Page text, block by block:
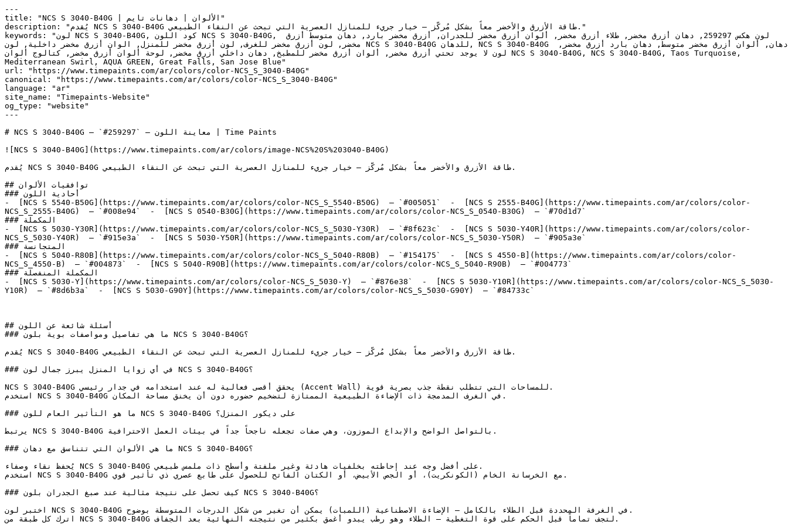
---
title: "NCS S 3040-B40G | الألوان | دهانات تايم"
description: "يُقدم NCS S 3040-B40G طاقة الأزرق والأخضر معاً بشكل مُركّز — خيار جريء للمنازل العصرية التي تبحث عن النقاء الطبيعي."
keywords: "لون NCS S 3040-B40G, كود اللون NCS S 3040-B40G, لون هكس 259297, دهان أزرق مخضر, طلاء أزرق مخضر, ألوان أزرق مخضر للجدران, أزرق مخضر بارد, دهان متوسط أزرق
مخضر, لون أزرق مخضر للغرف, لون أزرق مخضر للمنزل, الوان أزرق مخضر داخلية, لون NCS S 3040-B40G للدهان, NCS S 3040-B40G دهان, ألوان أزرق مخضر متوسط, دهان بارد أزرق مخضر,
لون لا يوجد تحتي أزرق مخضر, ألوان أزرق مخضر للمطبخ, دهان داخلي أزرق مخضر, لوحة ألوان أزرق مخضر, كتالوج ألوان NCS S 3040-B40G, NCS S 3040-B40G, Taos Turquoise,
Mediterranean Swirl, AQUA GREEN, Great Falls, San Jose Blue"
url: "https://www.timepaints.com/ar/colors/color-NCS_S_3040-B40G"
canonical: "https://www.timepaints.com/ar/colors/color-NCS_S_3040-B40G"
language: "ar"
site_name: "Timepaints-Website"
og_type: "website"
---
# NCS S 3040-B40G — `#259297` — معاينة اللون | Time Paints
![NCS S 3040-B40G](https://www.timepaints.com/ar/colors/image-NCS%20S%203040-B40G)
يُقدم NCS S 3040-B40G طاقة الأزرق والأخضر معاً بشكل مُركّز — خيار جريء للمنازل العصرية التي تبحث عن النقاء الطبيعي.
## توافقيات الألوان
### أحادية اللون
-  [NCS S 5540-B50G](https://www.timepaints.com/ar/colors/color-NCS_S_5540-B50G)  — `#005051`  -  [NCS S 2555-B40G](https://www.timepaints.com/ar/colors/color-
NCS_S_2555-B40G)  — `#008e94`  -  [NCS S 0540-B30G](https://www.timepaints.com/ar/colors/color-NCS_S_0540-B30G)  — `#70d1d7`
### المكملة
-  [NCS S 5030-Y30R](https://www.timepaints.com/ar/colors/color-NCS_S_5030-Y30R)  — `#8f623c`  -  [NCS S 5030-Y40R](https://www.timepaints.com/ar/colors/color-
NCS_S_5030-Y40R)  — `#915e3a`  -  [NCS S 5030-Y50R](https://www.timepaints.com/ar/colors/color-NCS_S_5030-Y50R)  — `#905a3e`
### المتجانسة
-  [NCS S 5040-R80B](https://www.timepaints.com/ar/colors/color-NCS_S_5040-R80B)  — `#154175`  -  [NCS S 4550-B](https://www.timepaints.com/ar/colors/color-
NCS_S_4550-B)  — `#004873`  -  [NCS S 5040-R90B](https://www.timepaints.com/ar/colors/color-NCS_S_5040-R90B)  — `#004773`
### المكملة المنفصلة
-  [NCS S 5030-Y](https://www.timepaints.com/ar/colors/color-NCS_S_5030-Y)  — `#876e38`  -  [NCS S 5030-Y10R](https://www.timepaints.com/ar/colors/color-NCS_S_5030-
Y10R)  — `#8d6b3a`  -  [NCS S 5030-G90Y](https://www.timepaints.com/ar/colors/color-NCS_S_5030-G90Y)  — `#84733c`
## أسئلة شائعة عن اللون
### ما هي تفاصيل ومواصفات بوية بلون NCS S 3040-B40G؟
يُقدم NCS S 3040-B40G طاقة الأزرق والأخضر معاً بشكل مُركّز — خيار جريء للمنازل العصرية التي تبحث عن النقاء الطبيعي.
### في أي زوايا المنزل يبرز جمال لون NCS S 3040-B40G؟
NCS S 3040-B40G يحقق أقصى فعالية له عند استخدامه في جدار رئيسي (Accent Wall) للمساحات التي تتطلب نقطة جذب بصرية قوية.
استخدم NCS S 3040-B40G في الغرف المدمجة ذات الإضاءة الطبيعية الممتازة لتضخيم حضوره دون أن يخنق مساحة المكان.
### ما هو التأثير العام للون NCS S 3040-B40G على ديكور المنزل؟
يرتبط NCS S 3040-B40G بالتواصل الواضح والإبداع الموزون، وهي صفات تجعله ناجحاً جداً في بيئات العمل الاحترافية.
### ما هي الألوان التي تتناسق مع دهان NCS S 3040-B40G؟
يُحفظ نقاء وصفاء NCS S 3040-B40G على أفضل وجه عند إحاطته بخلفيات هادئة وغير ملفتة وأسطح ذات ملمس طبيعي.
استخدم NCS S 3040-B40G مع الخرسانة الخام (الكونكريت)، أو الجص الأبيض، أو الكتان الفاتح للحصول على طابع عصري ذي تأثير قوي.
### كيف تحصل على نتيجة مثالية عند صبغ الجدران بلون NCS S 3040-B40G؟
اختبر لون NCS S 3040-B40G في الغرفة المحددة قبل الطلاء بالكامل — الإضاءة الاصطناعية (اللمبات) يمكن أن تغير من شكل الدرجات المتوسطة بوضوح.
اترك كل طبقة من NCS S 3040-B40G لتجف تماماً قبل الحكم على قوة التغطية — الطلاء وهو رطب يبدو أغمق بكثير من نتيجته النهائية بعد الجفاف.